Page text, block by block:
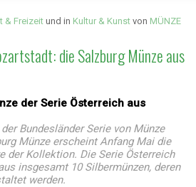
& Freizeitund in Kultur & Kunst von MÜNZE
die Salzburg Münze aus
der Serie Österreich aus
Bundesländer Serie von Münze
Münze erscheint Anfang Mai die
der Kollektion. Die Serie Österreich
insgesamt 10 Silbermünzen, deren
werden.